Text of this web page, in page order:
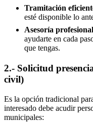
Tramitación
esté disponible lo
Asesoría
ayudarte en cada
que tengas.
2.- Solicitud
civil)
Es la opción tradicional
interesado debe acudir
municipales: